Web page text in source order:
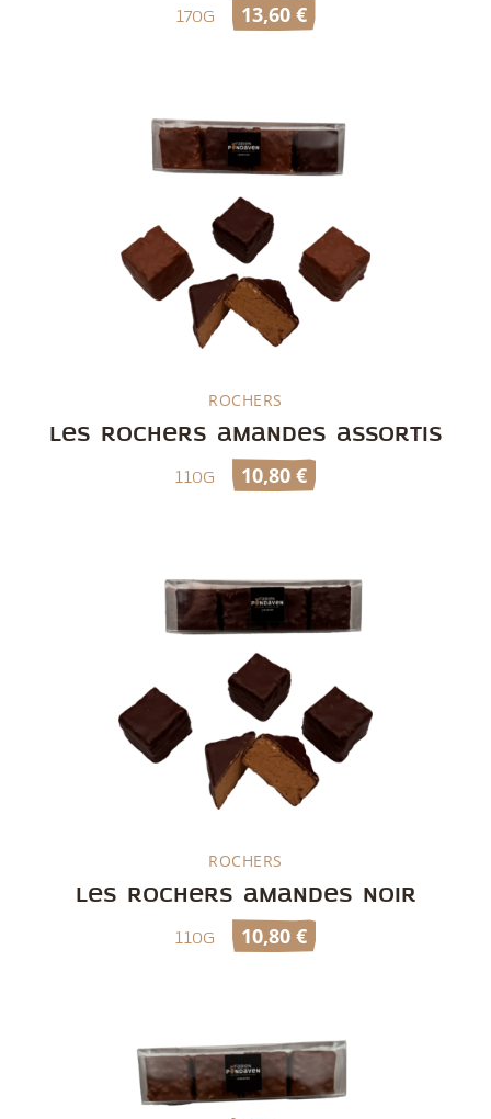
170g 13,60 €
Découvrir
Les rochers amandes assortis
ROCHERS
110g 10,80 €
Découvrir
Les rochers amandes noir
ROCHERS
110g 10,80 €